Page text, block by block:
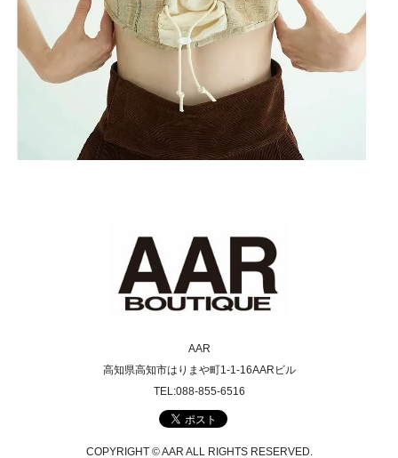
AAR
高知県高知市はりまや町1-1-16AARビル
TEL:088-855-6516
COPYRIGHT © AAR ALL RIGHTS RESERVED.